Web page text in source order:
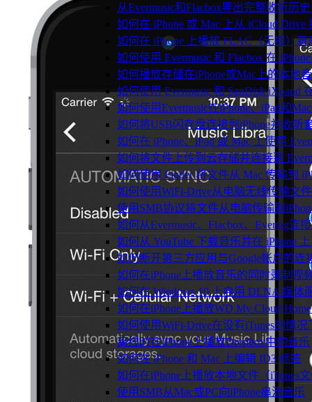
从Evermusic和Flacbox导出完整收听历
如何在 iPhone 或 Mac 上从 iCloud Drive
如何在 iPhone 上播放 FLAC（无损）音
如何使用 Evermusic 和 Flacbox 在
如何播放存储在iPhone或Mac上的本地
如何使用 Evermusic 和 SanDisk iXpand
如何使用Evermusic在iPhone、iPad和
如何将USB闪存盘连接到iPhone并收听
如何在 iPhone、iPad 或 Mac 上使用
如何将文件上传到云存储并连接到
如何使用 Finder 将文件从 Mac 传输到
如何使用WiFi-Drive从电脑无线传输文件
使用SMB协议将文件从电脑传输到
如何从Evermusic、Flacbox、Evertag连
如何从 YouTube 下载音乐并在 iPhone
如何断开第三方应用与Google帐户的连
如何在iPhone上播放音乐的同时录制视
如何在 Windows 10 上启用 DLNA 媒体
如何在iPhone上播放WD My Cloud
如何使用WiFi-Drive在没有iTunes的情
离线时在iPhone上播放Dropbox中的音乐
如何在 iPhone 和 Mac 上编辑 ID3 标签
如何在iPhone上播放本地文件（iTunes
使用SMB从Mac或PC向iPhone串流音乐